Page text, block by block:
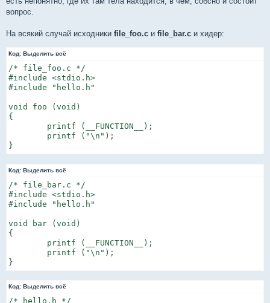
вопрос.
На всякий случай исходники file_foo.c и file_bar.c и хидер:
Код: Выделить всё
/* file_foo.c */
#include <stdio.h>
#include "hello.h"
void foo (void)
{
        printf (__FUNCTION__);
        printf ("\n");
}
Код: Выделить всё
/* file_bar.c */
#include <stdio.h>
#include "hello.h"
void bar (void)
{
        printf (__FUNCTION__);
        printf ("\n");
}
Код: Выделить всё
/* hello.h */